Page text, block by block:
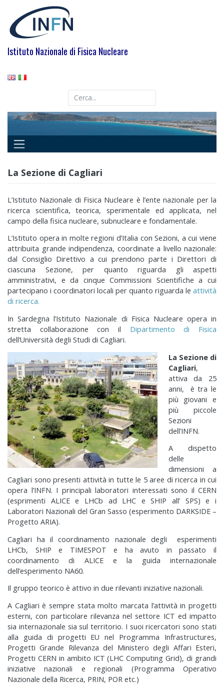
content
Istituto Nazionale di Fisica Nucleare
La Sezione di Cagliari
L’Istituto Nazionale di Fisica Nucleare è l’ente nazionale per la
ricerca scientifica, teorica, sperimentale ed applicata, nel
campo della fisica nucleare, subnucleare e fondamentale.
L’Istituto opera in molte regioni d’Italia con Sezioni, a cui viene
attribuita grande indipendenza, coordinate a livello nazionale:
dal Consiglio Direttivo a cui prendono parte i Direttori di
ciascuna Sezione, per quanto riguarda gli aspetti
amministrativi, e da cinque Commissioni Scientifiche a cui
partecipano i coordinatori locali per quanto riguarda le attività
di ricerca.
In Sardegna l’Istituto Nazionale di Fisica Nucleare opera in
stretta collaborazione con il Dipartimento di Fisica
dell’Università degli Studi di Cagliari.
La Sezione di
Cagliari,
attiva da 25
anni, è tra le
più giovani e
più piccole
Sezioni
dell’INFN.
A dispetto
delle
dimensioni a
Cagliari sono presenti attività in tutte le 5 aree di ricerca in cui
opera l’INFN. I principali laboratori interessati sono il CERN
(esprimenti ALICE e LHCb ad LHC e SHIP all’ SPS) e i
Laboratori Nazionali del Gran Sasso (esperimento DARKSIDE –
Progetto ARIA).
Cagliari ha il coordinamento nazionale degli esperimenti
LHCb, SHIP e TIMESPOT e ha avuto in passato il
coordinamento di ALICE e la guida internazionale
dell’esperimento NA60.
Il gruppo teorico è attivo in due rilevanti iniziative nazionali.
A Cagliari è sempre stata molto marcata l’attività in progetti
esterni, con particolare rilevanza nel settore ICT ed impatto
sia internazionale sia sul territorio. I suoi ricercatori sono stati
alla guida di progetti EU nel Programma Infrastructures,
Progetti Grande Rilevanza del Ministero degli Affari Esteri,
Progetti CERN in ambito ICT (LHC Computing Grid), di grandi
iniziative nazionali e regionali (Programma Operativo
Nazionale della Ricerca, PRIN, POR etc.)